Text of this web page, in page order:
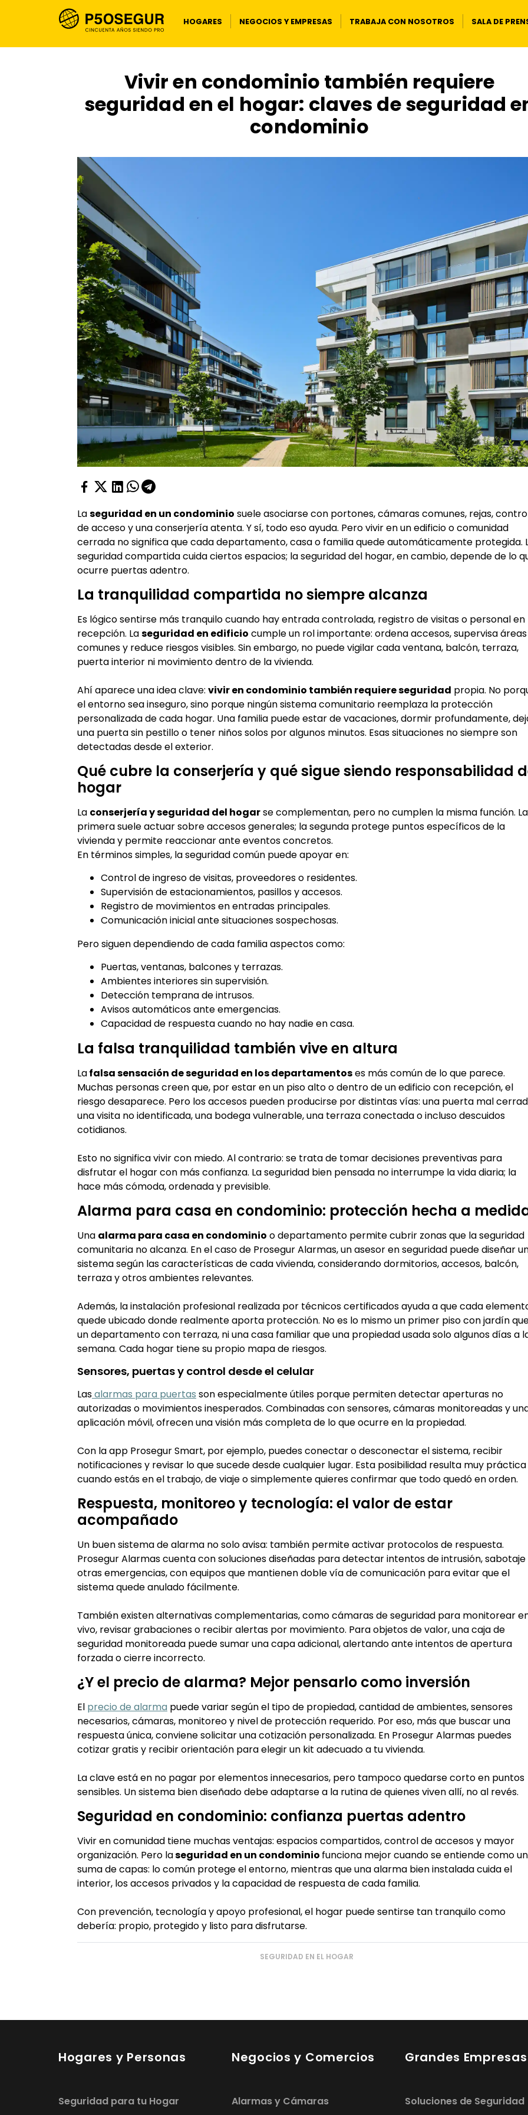
HOGARES NEGOCIOS Y EMPRESAS TRABAJA CON NOSOTROS SALA DE
Vivir en condominio también requiere
seguridad en el hogar: claves de seguridad
condominio
Laseguridad en un condominio suele asociarse con portones, cámaras comunes, rejas,
de acceso y una conserjería atenta. Y sí, todo eso ayuda. Pero vivir en un edificio o comunidad
cerrada no significa que cada departamento, casa o familia quede automáticamente protegida.
seguridad compartida cuida ciertos espacios; la seguridad del hogar, en cambio, depende de lo
ocurre puertas adentro.
La tranquilidad compartida no siempre alcanza
Es lógico sentirse más tranquilo cuando hay entrada controlada, registro de visitas o personal en
recepción. Laseguridad en edificio cumple un rol importante: ordena accesos, supervisa áreas
comunes y reduce riesgos visibles. Sin embargo, no puede vigilar cada ventana, balcón, terraza,
puerta interior ni movimiento dentro de la vivienda.
Ahí aparece una idea clave: vivir en condominio también requiere seguridad propia. No
el entorno sea inseguro, sino porque ningún sistema comunitario reemplaza la protección
personalizada de cada hogar. Una familia puede estar de vacaciones, dormir profundamente,
una puerta sin pestillo o tener niños solos por algunos minutos. Esas situaciones no siempre son
detectadas desde el exterior.
Qué cubre la conserjería y qué sigue siendo responsabilidad
hogar
La conserjería y seguridad del hogarse complementan, pero no cumplen la misma función. La
primera suele actuar sobre accesos generales; la segunda protege puntos específicos de la
vivienda y permite reaccionar ante eventos concretos.
En términos simples, la seguridad común puede apoyar en:
Control de ingreso de visitas, proveedores o residentes.
Supervisión de estacionamientos, pasillos y accesos.
Registro de movimientos en entradas principales.
Comunicación inicial ante situaciones sospechosas.
Pero siguen dependiendo de cada familia aspectos como:
Puertas, ventanas, balcones y terrazas.
Ambientes interiores sin supervisión.
Detección temprana de intrusos.
Avisos automáticos ante emergencias.
Capacidad de respuesta cuando no hay nadie en casa.
La falsa tranquilidad también vive en altura
Lafalsa sensación de seguridad en los departamentoses más común de lo que parece.
Muchas personas creen que, por estar en un piso alto o dentro de un edificio con recepción, el
riesgo desaparece. Pero los accesos pueden producirse por distintas vías: una puerta mal
una visita no identificada, una bodega vulnerable, una terraza conectada o incluso descuidos
cotidianos.
Esto no significa vivir con miedo. Al contrario: se trata de tomar decisiones preventivas para
disfrutar el hogar con más confianza. La seguridad bien pensada no interrumpe la vida diaria; la
hace más cómoda, ordenada y previsible.
Alarma para casa en condominio: protección hecha a
Una alarma para casa en condominio o departamento permite cubrir zonas que la seguridad
comunitaria no alcanza. En el caso de Prosegur Alarmas, un asesor en seguridad puede diseñar
sistema según las características de cada vivienda, considerando dormitorios, accesos, balcón,
terraza y otros ambientes relevantes.
Además, la instalación profesional realizada por técnicos certificados ayuda a que cada
quede ubicado donde realmente aporta protección. No es lo mismo un primer piso con jardín
un departamento con terraza, ni una casa familiar que una propiedad usada solo algunos días a
semana. Cada hogar tiene su propio mapa de riesgos.
Sensores, puertas y control desde el celular
Lasalarmas para puertas son especialmente útiles porque permiten detectar aperturas no
autorizadas o movimientos inesperados. Combinadas con sensores, cámaras monitoreadas y
aplicación móvil, ofrecen una visión más completa de lo que ocurre en la propiedad.
Con la app Prosegur Smart, por ejemplo, puedes conectar o desconectar el sistema, recibir
notificaciones y revisar lo que sucede desde cualquier lugar. Esta posibilidad resulta muy práctica
cuando estás en el trabajo, de viaje o simplemente quieres confirmar que todo quedó en orden.
Respuesta, monitoreo y tecnología: el valor de estar
acompañado
Un buen sistema de alarma no solo avisa: también permite activar protocolos de respuesta.
Prosegur Alarmas cuenta con soluciones diseñadas para detectar intentos de intrusión, sabotaje
otras emergencias, con equipos que mantienen doble vía de comunicación para evitar que el
sistema quede anulado fácilmente.
También existen alternativas complementarias, como cámaras de seguridad para monitorear
vivo, revisar grabaciones o recibir alertas por movimiento. Para objetos de valor, una caja de
seguridad monitoreada puede sumar una capa adicional, alertando ante intentos de apertura
forzada o cierre incorrecto.
¿Y el precio de alarma? Mejor pensarlo como inversión
El precio de alarma puede variar según el tipo de propiedad, cantidad de ambientes, sensores
necesarios, cámaras, monitoreo y nivel de protección requerido. Por eso, más que buscar una
respuesta única, conviene solicitar una cotización personalizada. En Prosegur Alarmas puedes
cotizar gratis y recibir orientación para elegir un kit adecuado a tu vivienda.
La clave está en no pagar por elementos innecesarios, pero tampoco quedarse corto en puntos
sensibles. Un sistema bien diseñado debe adaptarse a la rutina de quienes viven allí, no al revés.
Seguridad en condominio: confianza puertas adentro
Vivir en comunidad tiene muchas ventajas: espacios compartidos, control de accesos y mayor
organización. Pero laseguridad en un condominio funciona mejor cuando se entiende como
suma de capas: lo común protege el entorno, mientras que una alarma bien instalada cuida el
interior, los accesos privados y la capacidad de respuesta de cada familia.
Con prevención, tecnología y apoyo profesional, el hogar puede sentirse tan tranquilo como
debería: propio, protegido y listo para disfrutarse.
SEGURIDAD EN EL HOGAR
Hogares y Personas
Seguridad para tu Hogar
Negocios y Comercios
Alarmas y Cámaras
Grandes Empresas
Soluciones de Seguridad